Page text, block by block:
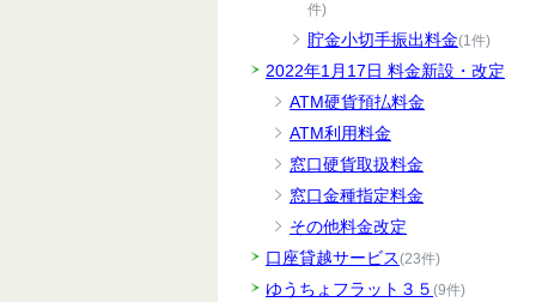
件)
貯金小切手振出料金(1件)
2022年1月17日 料金新設・改定
ATM硬貨預払料金
ATM利用料金
窓口硬貨取扱料金
窓口金種指定料金
その他料金改定
口座貸越サービス(23件)
ゆうちょフラット３５ (9件)